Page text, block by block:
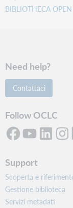
BIBLIOTHECA OPEN
Need help?
Contattaci
Follow OCLC
Support
Scoperta e
Gestione biblioteca
Servizi metadati